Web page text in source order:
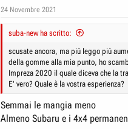
24 Novembre 2021
suba-new ha scritto:
scusate ancora, ma più leggo più
della gomme alla mia punto, ho
Impreza 2020 il quale diceva che la
E' vero? Quale è la vostra esperienza?
Semmai le mangia meno
Almeno Subaru e i 4x4